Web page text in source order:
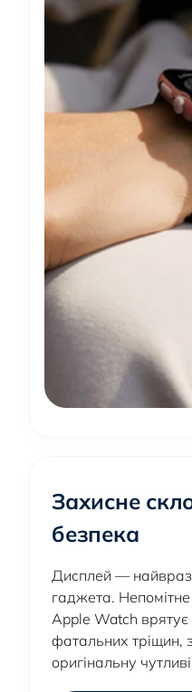
Захисне
безпека
Дисплей —
гаджета.
Apple Watch
фатальних тріщин,
оригінальну